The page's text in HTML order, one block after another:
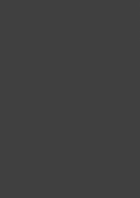
con tejido resistente e
a la bolsa de un especio
para llevarla en la